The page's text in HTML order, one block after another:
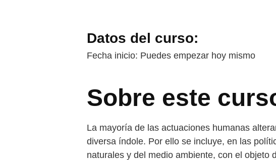
Datos del curso:
Fecha inicio: Puedes empezar hoy mismo
Sobre este
La mayoría de las actuaciones humanas
diversa índole. Por ello se incluye, en las
naturales y del medio ambiente, con el objeto